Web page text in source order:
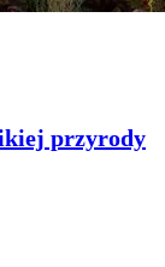
przyrody